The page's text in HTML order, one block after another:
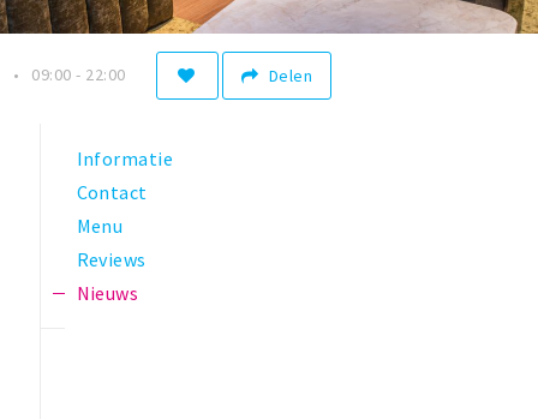
Delen
09:00 - 22:00
Informatie
Contact
Menu
Reviews
Nieuws